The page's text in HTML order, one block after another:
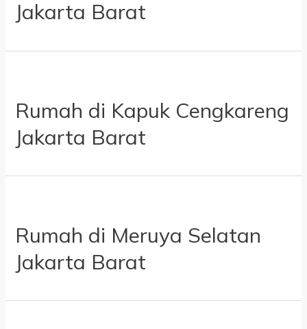
Jakarta Barat
Rumah di Kapuk Cengkareng
Jakarta Barat
Rumah di Meruya Selatan
Jakarta Barat